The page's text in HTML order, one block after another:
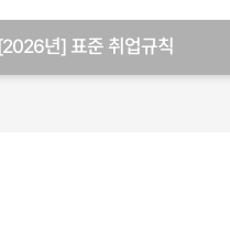
[2026년] 표준 취업규칙